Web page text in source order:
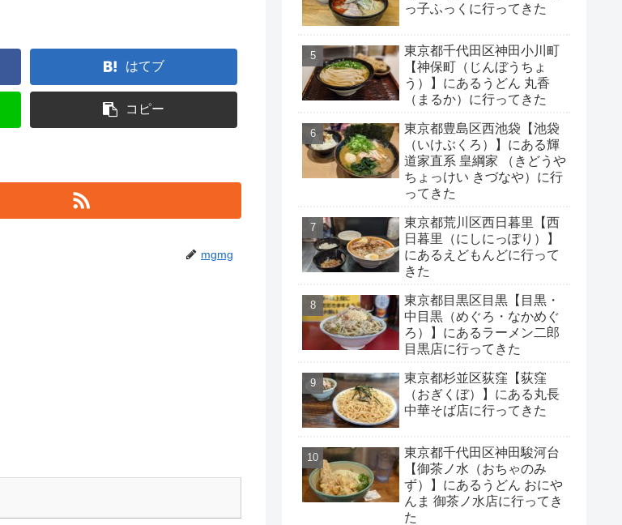
はてブ
コピー
mgmg
っ子ふっくに行ってきた
東京都千代田区神田小川町
【神保町（じんぼうちょ
う）】にあるうどん 丸香
（まるか）に行ってきた
東京都豊島区西池袋【池袋
（いけぶくろ）】にある輝
道家直系 皇綱家 （きどうや
ちょっけい きづなや）に行
ってきた
東京都荒川区西日暮里【西
日暮里（にしにっぽり）】
にあるえどもんどに行って
きた
東京都目黒区目黒【目黒・
中目黒（めぐろ・なかめぐ
ろ）】にあるラーメン二郎
目黒店に行ってきた
東京都杉並区荻窪【荻窪
（おぎくぼ）】にある丸長
中華そば店に行ってきた
東京都千代田区神田駿河台
【御茶ノ水（おちゃのみ
ず）】にあるうどん おにや
んま 御茶ノ水店に行ってき
た